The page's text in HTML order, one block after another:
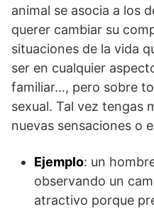
animal se asocia a los
querer cambiar su
situaciones de la vida
ser en cualquier
familiar…, pero sobre
sexual. Tal vez tengas
nuevas sensaciones o
Ejemplo: un
observando un
atractivo porque